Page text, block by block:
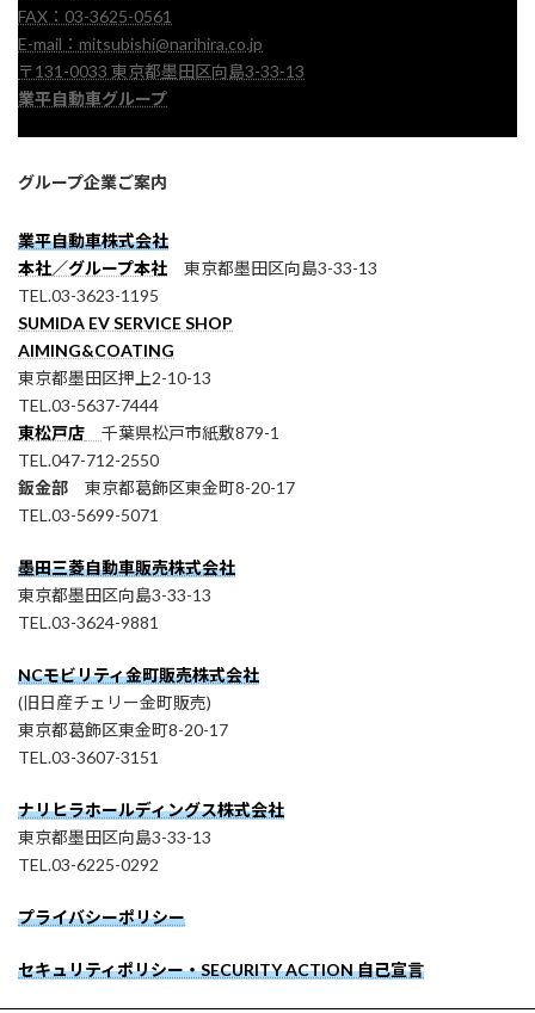
FAX：03-3625-0561
E-mail：mitsubishi@narihira.co.jp
〒131-0033 東京都墨田区向島3-33-13
業平自動車グループ
グループ企業ご案内
業平自動車株式会社
本社／グループ本社 東京都墨田区向島3-33-13
TEL.03-3623-1195
SUMIDA EV SERVICE SHOP
AIMING&COATING
東京都墨田区押上2-10-13
TEL.03-5637-7444
東松戸店
千葉県松戸市紙敷879-1
TEL.047-712-2550
鈑金部 東京都葛飾区東金町8-20-17
TEL.03-5699-5071
墨田三菱自動車販売株式会社
東京都墨田区向島3-33-13
TEL.03-3624-9881
NCモビリティ金町販売株式会社
(旧日産チェリー金町販売)
東京都葛飾区東金町8-20-17
TEL.03-3607-3151
ナリヒラホールディングス株式会社
東京都墨田区向島3-33-13
TEL.03-6225-0292
プライバシーポリシー
セキュリティポリシー・SECURITY ACTION 自己宣言